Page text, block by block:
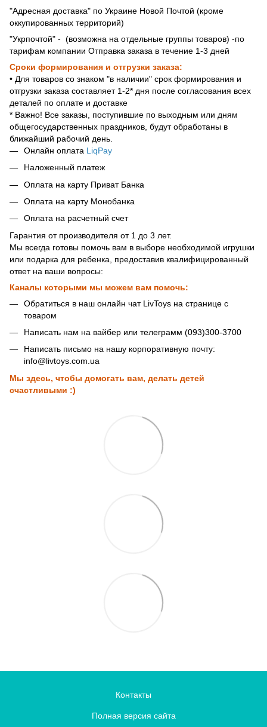
"Адресная доставка" по Украине Новой Почтой (кроме
оккупированных территорий)
"Укрпочтой" - (возможна на отдельные группы товаров) -по
тарифам компании Отправка заказа в течение 1-3 дней
Сроки формирования и отгрузки заказа:
• Для товаров со знаком "в наличии" срок формирования и
отгрузки заказа составляет 1-2* дня после согласования всех
деталей по оплате и доставке
* Важно! Все заказы, поступившие по выходным или дням
общегосударственных праздников, будут обработаны в
ближайший рабочий день.
Онлайн оплата LiqPay
Наложенный платеж
Оплата на карту Приват Банка
Оплата на карту Монобанка
Оплата на расчетный счет
Гарантия от производителя от 1 до 3 лет.
Мы всегда готовы помочь вам в выборе необходимой игрушки
или подарка для ребенка, предоставив квалифицированный
ответ на ваши вопросы:
Каналы которыми мы можем вам помочь:
Обратиться в наш онлайн чат LivToys на странице с
товаром
Написать нам на вайбер или телеграмм (093)300-3700
Написать письмо на нашу корпоративную почту:
info@livtoys.com.ua
Мы здесь, чтобы домогать вам, делать детей
счастливыми :)
Контакты
Полная версия сайта